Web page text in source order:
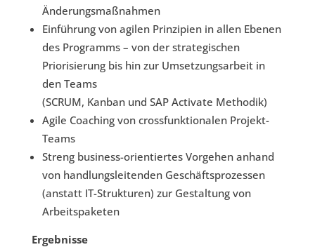
Änderungsmaßnahmen
Einführung von agilen Prinzipien in allen Ebenen
des Programms – von der strategischen
Priorisierung bis hin zur Umsetzungsarbeit in
den Teams
(SCRUM, Kanban und SAP Activate Methodik)
Agile Coaching von crossfunktionalen Projekt-
Teams
Streng business-orientiertes Vorgehen anhand
von handlungsleitenden Geschäftsprozessen
(anstatt IT-Strukturen) zur Gestaltung von
Arbeitspaketen
Ergebnisse